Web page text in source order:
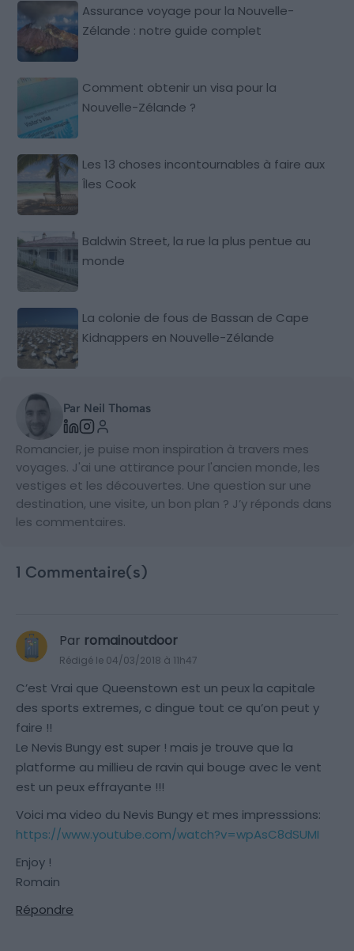
Assurance voyage pour la Nouvelle-
Zélande : notre guide complet
Comment obtenir un visa pour la
Nouvelle-Zélande ?
Les 13 choses incontournables à faire aux
Îles Cook
Baldwin Street, la rue la plus pentue au
monde
La colonie de fous de Bassan de Cape
Kidnappers en Nouvelle-Zélande
Par Neil Thomas
Romancier, je puise mon inspiration à travers mes
voyages. J'ai une attirance pour l'ancien monde, les
vestiges et les découvertes. Une question sur une
destination, une visite, un bon plan ? J’y réponds dans
les commentaires.
1 Commentaire(s)
Par romainoutdoor
Rédigé le 04/03/2018 à 11h47
C’est Vrai que Queenstown est un peux la capitale
des sports extremes, c dingue tout ce qu’on peut y
faire !!
Le Nevis Bungy est super ! mais je trouve que la
platforme au millieu de ravin qui bouge avec le vent
est un peux effrayante !!!
Voici ma video du Nevis Bungy et mes impresssions:
https://www.youtube.com/watch?v=wpAsC8dSUMI
Enjoy !
Romain
Répondre